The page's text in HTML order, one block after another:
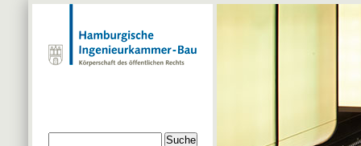
Direkt zum Inhalt
Suchformular